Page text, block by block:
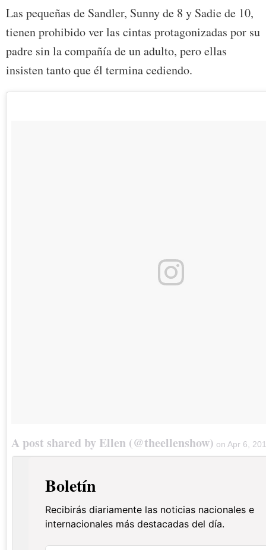
Las pequeñas de Sandler, Sunny de 8 y Sadie de 10,
tienen prohibido ver las cintas protagonizadas por su
padre sin la compañía de un adulto, pero ellas
insisten tanto que él termina cediendo.
A post shared by Ellen (@theellenshow) on Apr 6,
Boletín
Recibirás diariamente las noticias nacionales e
internacionales más destacadas del día.